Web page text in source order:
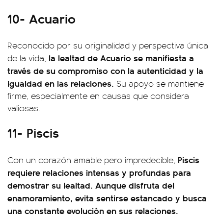
10- Acuario
Reconocido por su originalidad y perspectiva única
de la vida, la lealtad de Acuario se manifiesta a
través de su compromiso con la autenticidad y la
igualdad en las relaciones. Su apoyo se mantiene
firme, especialmente en causas que considera
valiosas.
11- Piscis
Con un corazón amable pero impredecible, Piscis
requiere relaciones intensas y profundas para
demostrar su lealtad. Aunque disfruta del
enamoramiento, evita sentirse estancado y busca
una constante evolución en sus relaciones.